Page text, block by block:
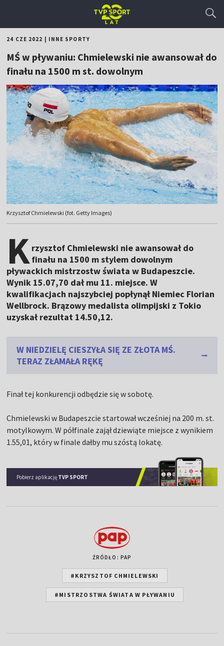
24 CZE 2022 INNE SPORTY
MŚ w pływaniu: Chmielewski nie awansował do
finału na 1500 m st. dowolnym
Krzysztof Chmielewski (fot. Getty Images)
Krzysztof Chmielewski nie awansował do
finału na 1500 m stylem dowolnym
pływackich mistrzostw świata w Budapeszcie.
Wynik 15.07,70 dał mu 11. miejsce. W
kwalifikacjach najszybciej popłynął Niemiec Florian
Wellbrock. Brązowy medalista olimpijski z Tokio
uzyskał rezultat 14.50,12.
W NIEDZIELĘ CIESZYŁA SIĘ ZE ZŁOTA MŚ.
TERAZ ZŁAMAŁA RĘKĘ
Finał tej konkurencji odbędzie się w sobotę.
Chmielewski w Budapeszcie startował wcześniej na 200 m. st.
motylkowym. W półfinale zajął dziewiąte miejsce z wynikiem
1.55,01, który w finale dałby mu szóstą lokatę.
Pobierz aplikację TVP SPORT
ŹRÓDŁO: PAP
#KRZYSZTOF CHMIELEWSKI
#MISTRZOSTWA ŚWIATA W PŁYWANIU